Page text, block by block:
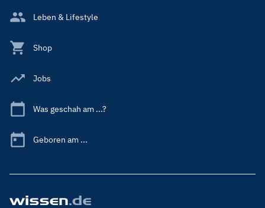
Leben & Lifestyle
Shop
Jobs
Was geschah am ...?
Geboren am ...